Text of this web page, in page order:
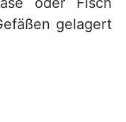
gelagert